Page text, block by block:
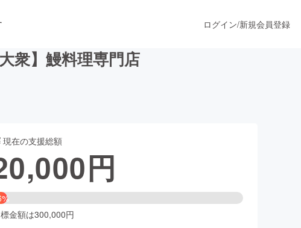
ンス
ファッション
ログイン/新規会員登録
衆】鰻料理専門店
現在の支援総額
円
金額は300,000円